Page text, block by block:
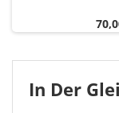
In Der